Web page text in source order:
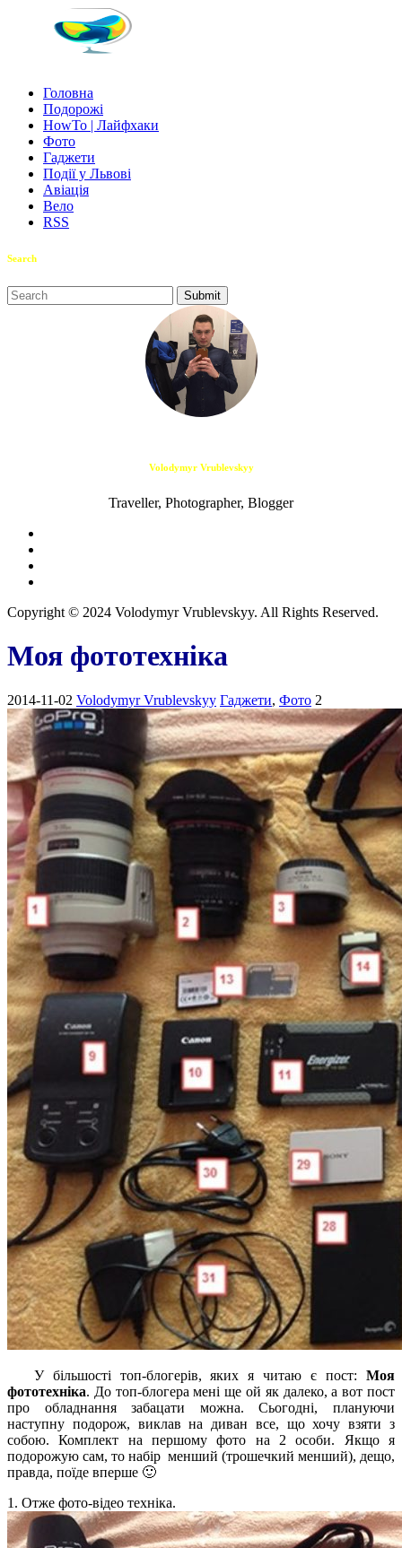
Головна
Подорожі
HowTo | Лайфхаки
Фото
Гаджети
Події у Львові
Авіація
Вело
RSS
Search
Volodymyr Vrublevskyy
Traveller, Photographer, Blogger
Copyright © 2024 Volodymyr Vrublevskyy. All Rights Reserved.
Моя фототехніка
2014-11-02 Volodymyr Vrublevskyy Гаджети, Фото 2
У більшості топ-блогерів, яких я читаю є пост: Моя
фототехніка. До топ-блогера мені ще ой як далеко, а вот пост
про обладнання забацати можна. Сьогодні, плануючи
наступну подорож, виклав на диван все, що хочу взяти з
собою. Комплект на першому фото на 2 особи. Якщо я
подорожую сам, то набір менший (трошечкий менший), дещо,
правда, поїде вперше 🙂
1. Отже фото-відео техніка.